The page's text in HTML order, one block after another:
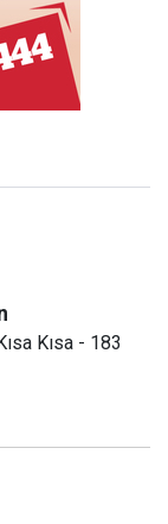
Kısa - 183